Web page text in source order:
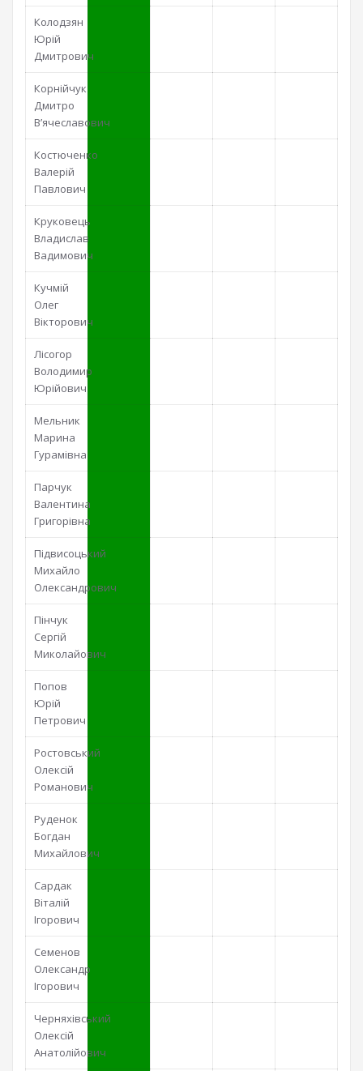
Колодзян
Юрій
Дмитрович
Корнійчук
Дмитро
В’ячеславович
Костюченко
Валерій
Павлович
Круковець
Владислав
Вадимович
Кучмій
Олег
Вікторович
Лісогор
Володимир
Юрійович
Мельник
Марина
Гурамівна
Парчук
Валентина
Григорівна
Підвисоцький
Михайло
Олександрович
Пінчук
Сергій
Миколайович
Попов
Юрій
Петрович
Ростовський
Олексій
Романович
Руденок
Богдан
Михайлович
Сардак
Віталій
Ігорович
Семенов
Олександр
Ігорович
Черняхівський
Олексій
Анатолійович